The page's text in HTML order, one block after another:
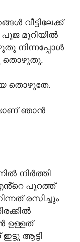
വീട്ടിലേക്ക്
പൂജ മുറിയിൽ
നിന്നപ്പോൾ
തൊഴുതു.
തൊഴുതേ.
ഞാൻ
നിർത്തി
പുറത്ത്
രസിച്ചും
ഉള്ളത്
ആട്ടി